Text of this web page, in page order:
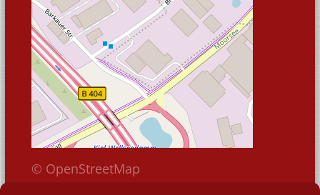
© OpenStreetMap